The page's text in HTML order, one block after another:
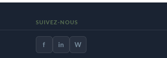
SUIVEZ-NOUS
f in W